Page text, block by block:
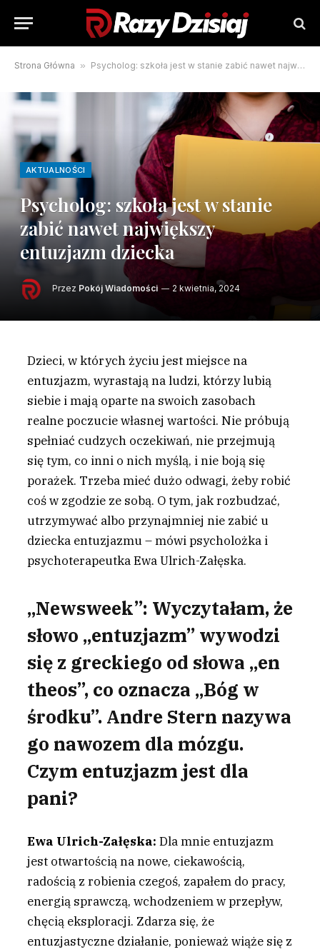
Strona Główna » Psycholog: szkoła jest w stanie zabić nawet największy entuzjazm dziecka
AKTUALNOŚCI
Psycholog: szkoła jest w stanie
zabić nawet największy
entuzjazm dziecka
Przez Pokój Wiadomości 2 kwietnia, 2024
Dzieci, w których życiu jest miejsce na
entuzjazm, wyrastają na ludzi, którzy lubią
siebie i mają oparte na swoich zasobach
realne poczucie własnej wartości. Nie próbują
spełniać cudzych oczekiwań, nie przejmują
się tym, co inni o nich myślą, i nie boją się
porażek. Trzeba mieć dużo odwagi, żeby robić
coś w zgodzie ze sobą. O tym, jak rozbudzać,
utrzymywać albo przynajmniej nie zabić u
dziecka entuzjazmu – mówi psycholożka i
psychoterapeutka Ewa Ulrich-Załęska.
„Newsweek”: Wyczytałam, że
słowo „entuzjazm” wywodzi
się z greckiego od słowa „en
theos”, co oznacza „Bóg w
środku”. Andre Stern nazywa
go nawozem dla mózgu.
Czym entuzjazm jest dla
pani?
Ewa Ulrich-Załęska: Dla mnie entuzjazm
jest otwartością na nowe, ciekawością,
radością z robienia czegoś, zapałem do pracy,
energią sprawczą, wchodzeniem w przepływ,
chęcią eksploracji. Zdarza się, że
entuzjastyczne działanie, ponieważ wiąże się z